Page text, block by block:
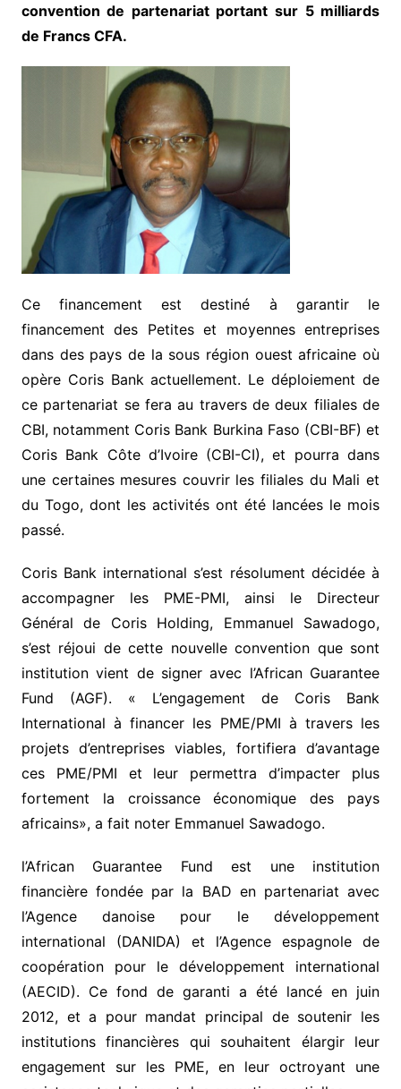
convention de partenariat portant sur 5 milliards
de Francs CFA.
Ce financement est destiné à garantir le
financement des Petites et moyennes entreprises
dans des pays de la sous région ouest africaine où
opère Coris Bank actuellement. Le déploiement de
ce partenariat se fera au travers de deux filiales de
CBI, notamment Coris Bank Burkina Faso (CBI-BF) et
Coris Bank Côte d’Ivoire (CBI-CI), et pourra dans
une certaines mesures couvrir les filiales du Mali et
du Togo, dont les activités ont été lancées le mois
passé.
Coris Bank international s’est résolument décidée à
accompagner les PME-PMI, ainsi le Directeur
Général de Coris Holding, Emmanuel Sawadogo,
s’est réjoui de cette nouvelle convention que sont
institution vient de signer avec l’African Guarantee
Fund (AGF). « L’engagement de Coris Bank
International à financer les PME/PMI à travers les
projets d’entreprises viables, fortifiera d’avantage
ces PME/PMI et leur permettra d’impacter plus
fortement la croissance économique des pays
africains», a fait noter Emmanuel Sawadogo.
l’African Guarantee Fund est une institution
financière fondée par la BAD en partenariat avec
l’Agence danoise pour le développement
international (DANIDA) et l’Agence espagnole de
coopération pour le développement international
(AECID). Ce fond de garanti a été lancé en juin
2012, et a pour mandat principal de soutenir les
institutions financières qui souhaitent élargir leur
engagement sur les PME, en leur octroyant une